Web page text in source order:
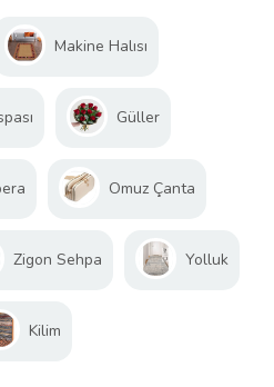
Makine Halısı
Güller
Omuz Çanta
Zigon Sehpa Yolluk
Kilim